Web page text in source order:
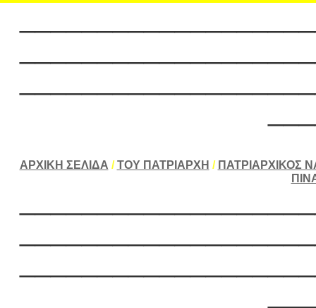
ΑΡΧΙΚΗ ΣΕΛΙΔΑ /ΤΟΥ ΠΑΤΡΙΑΡΧΗ / ΠΑΤΡΙΑΡΧΙΚΟΣ